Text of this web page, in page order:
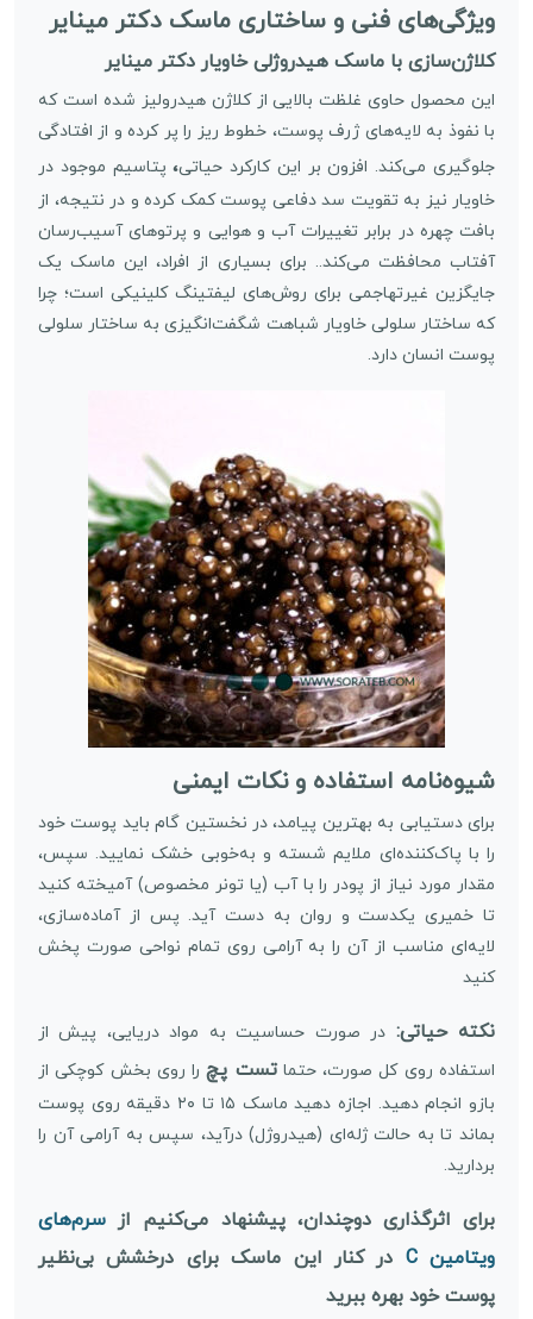
ویژگی‌های فنی و ساختاری ماسک دکتر مینایر
کلاژن‌سازی با ماسک هیدروژلی خاویار دکتر مینایر
این محصول حاوی غلظت بالایی از کلاژن هیدرولیز شده است که
با نفوذ به لایه‌های ژرف پوست، خطوط ریز را پر کرده و از افتادگی
جلوگیری می‌کند. افزون بر این کارکرد حیاتی،پتاسیم موجود در
خاویار نیز به تقویت سد دفاعی پوست کمک کرده و در نتیجه، از
بافت چهره در برابر تغییرات آب و هوایی و پرتوهای آسیب‌رسان
آفتاب محافظت می‌کند.. برای بسیاری از افراد، این ماسک یک
جایگزین غیرتهاجمی برای روش‌های لیفتینگ کلینیکی است؛ چرا
که ساختار سلولی خاویار شباهت شگفت‌انگیزی به ساختار سلولی
پوست انسان دارد.
شیوه‌نامه استفاده و نکات ایمنی
برای دستیابی به بهترین پیامد، در نخستین گام باید پوست خود
را با پاک‌کننده‌ای ملایم شسته و به‌خوبی خشک نمایید. سپس،
مقدار مورد نیاز از پودر را با آب (یا تونر مخصوص) آمیخته کنید
تا خمیری یکدست و روان به دست آید. پس از آماده‌سازی،
لایه‌ای مناسب از آن را به آرامی روی تمام نواحی صورت پخش
کنید
نکته حیاتی: در صورت حساسیت به مواد دریایی، پیش از
استفاده روی کل صورت، حتماتست پچرا روی بخش کوچکی از
بازو انجام دهید. اجازه دهید ماسک ۱۵ تا ۲۰ دقیقه روی پوست
بماند تا به حالت ژله‌ای (هیدروژل) درآید، سپس به آرامی آن را
بردارید.
برای اثرگذاری دوچندان، پیشنهاد می‌کنیم ازسرم‌های
ویتامین C
در کنار این ماسک برای درخشش بی‌نظیر
پوست خود بهره ببرید